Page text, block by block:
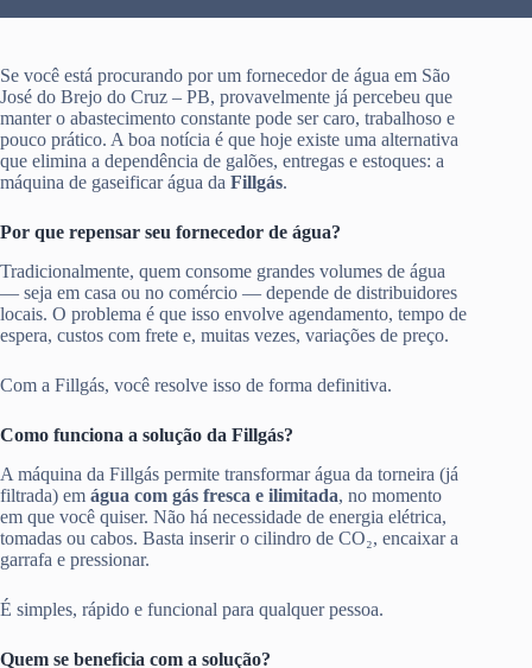
Se você está procurando por um fornecedor de água em São
José do Brejo do Cruz – PB, provavelmente já percebeu que
manter o abastecimento constante pode ser caro, trabalhoso e
pouco prático. A boa notícia é que hoje existe uma alternativa
que elimina a dependência de galões, entregas e estoques: a
máquina de gaseificar água da Fillgás.
Por que repensar seu fornecedor de água?
Tradicionalmente, quem consome grandes volumes de água
— seja em casa ou no comércio — depende de distribuidores
locais. O problema é que isso envolve agendamento, tempo de
espera, custos com frete e, muitas vezes, variações de preço.
Com a Fillgás, você resolve isso de forma definitiva.
Como funciona a solução da Fillgás?
A máquina da Fillgás permite transformar água da torneira (já
filtrada) em água com gás fresca e ilimitada, no momento
em que você quiser. Não há necessidade de energia elétrica,
tomadas ou cabos. Basta inserir o cilindro de CO₂, encaixar a
garrafa e pressionar.
É simples, rápido e funcional para qualquer pessoa.
Quem se beneficia com a solução?